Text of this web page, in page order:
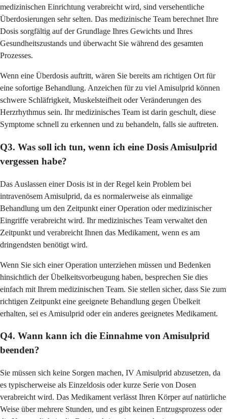
medizinischen Einrichtung verabreicht wird, sind versehentliche
Überdosierungen sehr selten. Das medizinische Team berechnet Ihre
Dosis sorgfältig auf der Grundlage Ihres Gewichts und Ihres
Gesundheitszustands und überwacht Sie während des gesamten
Prozesses.
Wenn eine Überdosis auftritt, wären Sie bereits am richtigen Ort für
eine sofortige Behandlung. Anzeichen für zu viel Amisulprid können
schwere Schläfrigkeit, Muskelsteifheit oder Veränderungen des
Herzrhythmus sein. Ihr medizinisches Team ist darin geschult, diese
Symptome schnell zu erkennen und zu behandeln, falls sie auftreten.
Q3. Was soll ich tun, wenn ich eine Dosis Amisulprid
vergessen habe?
Das Auslassen einer Dosis ist in der Regel kein Problem bei
intravenösem Amisulprid, da es normalerweise als einmalige
Behandlung um den Zeitpunkt einer Operation oder medizinischer
Eingriffe verabreicht wird. Ihr medizinisches Team verwaltet den
Zeitpunkt und verabreicht Ihnen das Medikament, wenn es am
dringendsten benötigt wird.
Wenn Sie sich einer Operation unterziehen müssen und Bedenken
hinsichtlich der Übelkeitsvorbeugung haben, besprechen Sie dies
einfach mit Ihrem medizinischen Team. Sie stellen sicher, dass Sie zum
richtigen Zeitpunkt eine geeignete Behandlung gegen Übelkeit
erhalten, sei es Amisulprid oder ein anderes geeignetes Medikament.
Q4. Wann kann ich die Einnahme von Amisulprid
beenden?
Sie müssen sich keine Sorgen machen, IV Amisulprid abzusetzen, da
es typischerweise als Einzeldosis oder kurze Serie von Dosen
verabreicht wird. Das Medikament verlässt Ihren Körper auf natürliche
Weise über mehrere Stunden, und es gibt keinen Entzugsprozess oder